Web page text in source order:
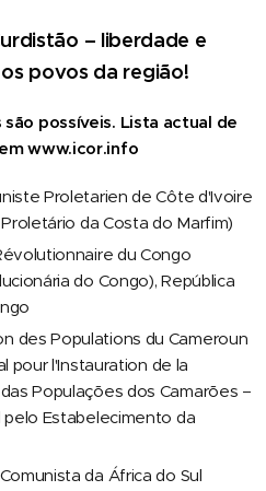
– liberdade e
povos da região!
possíveis. Lista actual de
www.icor.info
Proletarien de Côte d'Ivoire
da Costa do Marfim)
du Congo
do Congo), República
des Populations du Cameroun
pour l'Instauration de la
Populações dos Camarões –
Estabelecimento da
da África do Sul